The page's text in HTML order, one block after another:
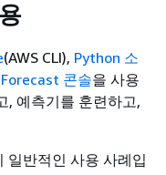
(AWS CLI), Python 소
콘솔을 사용
, 예측기를 훈련하고,
일반적인 사용 사례입